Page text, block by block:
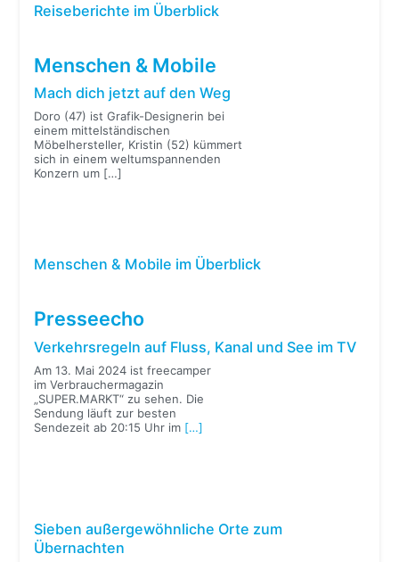
Reiseberichte im Überblick
Menschen & Mobile
Mach dich jetzt auf den Weg
Doro (47) ist Grafik-Designerin bei
einem mittelständischen
Möbelhersteller, Kristin (52) kümmert
sich in einem weltumspannenden
Konzern um […]
Menschen & Mobile im Überblick
Presseecho
Verkehrsregeln auf Fluss, Kanal und See im TV
Am 13. Mai 2024 ist freecamper
im Verbrauchermagazin
„SUPER.MARKT“ zu sehen. Die
Sendung läuft zur besten
Sendezeit ab 20:15 Uhr im […]
Sieben außergewöhnliche Orte zum
Übernachten